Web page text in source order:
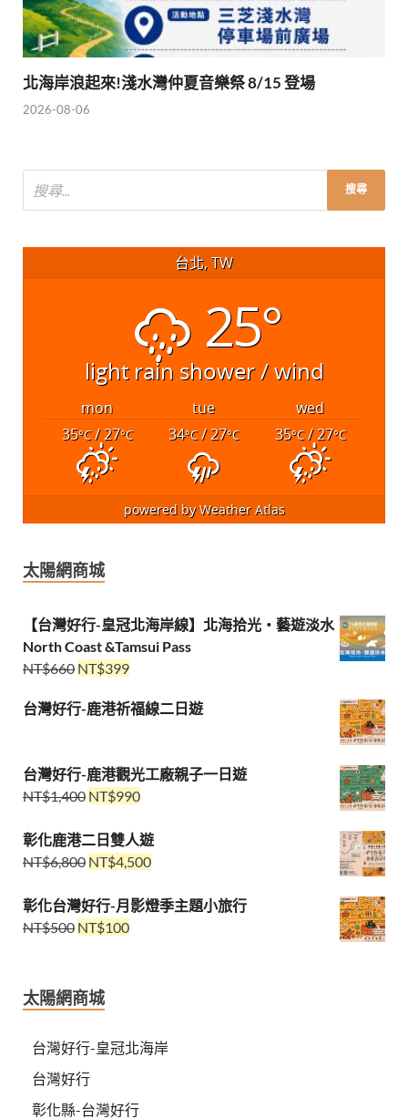
北海岸浪起來!淺水灣仲夏音樂祭 8/15 登場
2026-08-06
台北, TW
25°
light rain shower / wind
mon tue
wed
35°C/ 27°C 34°C/ 27°C 35°C/ 27°C
powered byWeather Atlas
太陽網商城
【台灣好行-皇冠北海岸線】北海拾光・藝遊淡水
North Coast &Tamsui Pass
NT$660 NT$399
台灣好行-鹿港祈福線二日遊
台灣好行-鹿港觀光工廠親子一日遊
NT$1,400 NT$990
彰化鹿港二日雙人遊
NT$6,800 NT$4,500
彰化台灣好行-月影燈季主題小旅行
NT$500 NT$100
太陽網商城
台灣好行-皇冠北海岸
台灣好行
彰化縣-台灣好行